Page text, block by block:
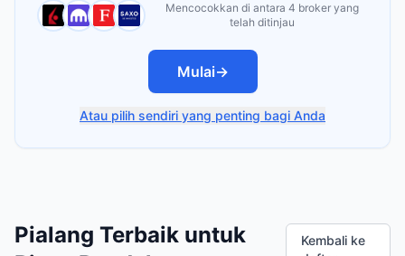
Mencocokkan di antara 4 broker yang
telah ditinjau
Mulai→
Atau pilih sendiri yang penting bagi Anda
Pialang Terbaik untuk
Kembali ke